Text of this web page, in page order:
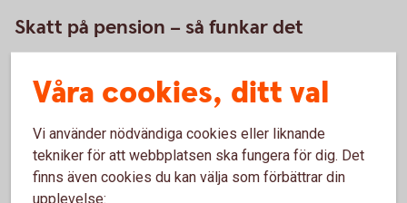
Skatt på pension – så funkar det
kan påverka själv och inte? Vi reder ut hur det funkar med
skatt på pension.
Skatt påpension
Våra cookies, ditt val
Vi använder nödvändiga cookies eller liknande
tekniker för att webbplatsen ska fungera för dig. Det
finns även cookies du kan välja som förbättrar din
upplevelse: